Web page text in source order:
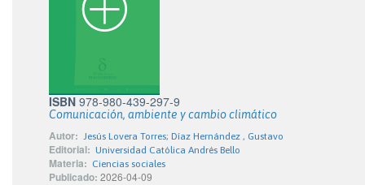
ISBN 978-980-439-297-9
Comunicación, ambiente y cambio climático
Autor: Jesús Lovera Torres; Díaz Hernández , Gustavo
Editorial: Universidad Católica Andrés Bello
Materia: Ciencias sociales
Publicado: 2026-04-09